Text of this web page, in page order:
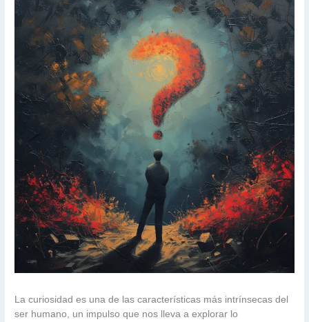
La curiosidad es una de las características más intrínsecas del
ser humano, un impulso que nos lleva a explorar lo